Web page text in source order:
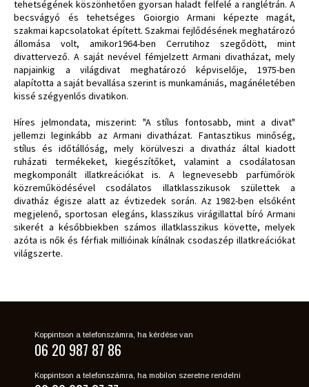
tehetségének köszönhetően gyorsan haladt felfelé a ranglétrán. A
becsvágyó és tehetséges Goiorgio Armani képezte magát,
szakmai kapcsolatokat épített. Szakmai fejlődésének meghatározó
állomása volt, amikor1964-ben Cerrutihoz szegődött, mint
divattervező. A saját nevével fémjelzett Armani divatházat, mely
napjainkig a világdivat meghatározó képviselője, 1975-ben
alapította a saját bevallása szerint is munkamániás, magánéletében
kissé szégyenlős divatikon.
Híres jelmondata, miszerint: "A stílus fontosabb, mint a divat"
jellemzi leginkább az Armani divatházat. Fantasztikus minőség,
stílus és időtállóság, mely körülveszi a divatház által kiadott
ruházati termékeket, kiegészítőket, valamint a csodálatosan
megkomponált illatkreációkat is. A legnevesebb parfümőrök
közreműködésével csodálatos illatklasszikusok születtek a
divatház égisze alatt az évtizedek során. Az 1982-ben elsőként
megjelenő, sportosan elegáns, klasszikus virágillattal bíró Armani
sikerét a későbbiekben számos illatklasszikus követte, melyek
azóta is nők és férfiak millióinak kínálnak csodaszép illatkreációkat
világszerte.
Koppintson a telefonszámra, ha kérdése van
06 20 987 87 86
Koppintson a telefonszámra, ha mobilon szeretne rendelni